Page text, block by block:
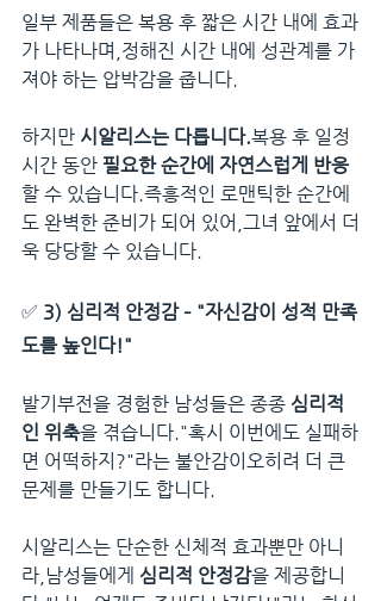
일부 제품들은 복용 후 짧은 시간 내에 효과
가 나타나며,정해진 시간 내에 성관계를 가
져야 하는 압박감을 줍니다.
하지만 시알리스는 다릅니다.복용 후 일정
시간 동안 필요한 순간에 자연스럽게 반응
할 수 있습니다.즉흥적인 로맨틱한 순간에
도 완벽한 준비가 되어 있어,그녀 앞에서 더
욱 당당할 수 있습니다.
✅ 3) 심리적 안정감 – "자신감이 성적 만족
도를 높인다!"
발기부전을 경험한 남성들은 종종 심리적
인 위축을 겪습니다."혹시 이번에도 실패하
면 어떡하지?"라는 불안감이오히려 더 큰
문제를 만들기도 합니다.
시알리스는 단순한 신체적 효과뿐만 아니
라,남성들에게 심리적 안정감을 제공합니